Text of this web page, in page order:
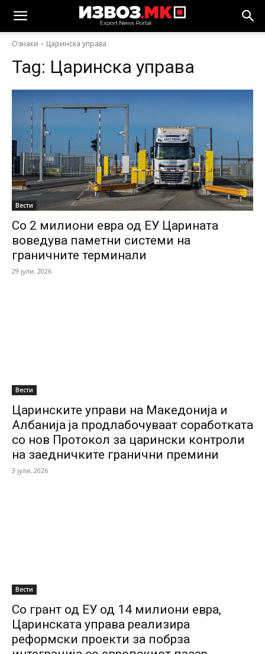
Ознаки Царинска управа
Tag: Царинска управа
Вести
Со 2 милиони евра од ЕУ Царината
воведува паметни системи на
граничните терминали
29 јули, 2026
Вести
Царинските управи на Македонија и
Албанија ја продлабочуваат соработката
со нов Протокол за царински контроли
на заедничките гранични премини
3 јули, 2026
Вести
Со грант од ЕУ од 14 милиони евра,
Царинската управа реализира
реформски проекти за побрза